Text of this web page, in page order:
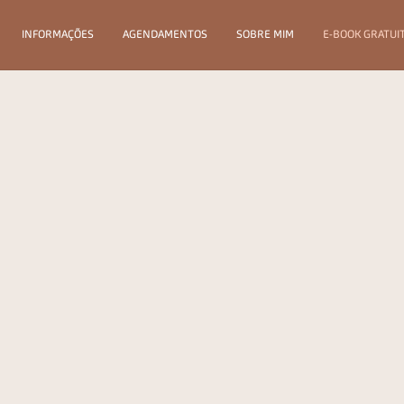
INFORMAÇÕES AGENDAMENTOS SOBRE MIM E-BOOK